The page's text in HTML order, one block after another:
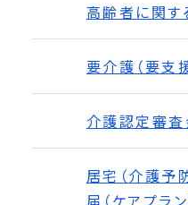
高齢者に関す
要介護（要支
介護認定審
居宅（介護予
届（ケアプラ